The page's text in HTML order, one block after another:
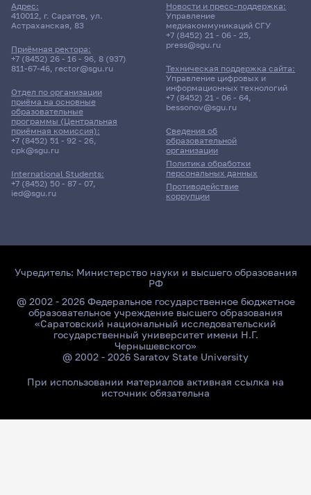
Адрес:
410012, г. Саратов, ул.
Астраханская, 83
Приёмная ректора:
+7 (8452) 26 - 16 - 96, 8 (937)
811-67-46, rector@sgu.ru
Отдел по организации
приёма на основные
образовательные
программы (Центральная
приёмная комиссия):
+7 (8452) 51 - 92 - 26,
cpk@sgu.ru
International Students:
+7 (8452) 50 - 87 - 07,
ied@sgu.ru
Сведения об
образовательной
организации
Политика обработки
персональных данных
Противодействие
коррупции
Новости и пресс-поддержка:
Управление
медиакоммуникаций СГУ
+7 (8452) 21 - 06 - 25,
press@sgu.ru
Техническая поддержка сайта:
Управление цифровых и
информационных технологий
+7 (8452) 21 - 06 - 64,
bessonov@sgu.ru
Учредитель: Министерство науки и высшего образования
РФ
@ 2002 - 2026 Федеральное государственное бюджетное
образовательное учреждение высшего образования
«Саратовский национальный исследовательский
государственный университет имени Н.Г.
Чернышевского»
@ 2002 - 2026 Saratov State University
При использовании материалов активная ссылка на
источник обязательна